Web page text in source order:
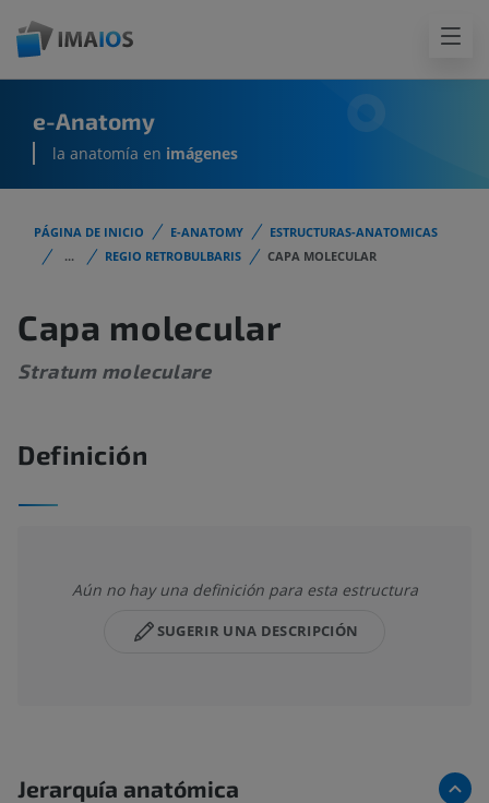
e-Anatomy
la anatomía en imágenes
PÁGINA DE INICIO E-ANATOMY
ESTRUCTURAS-ANATOMICAS
...
REGIO RETROBULBARIS CAPA MOLECULAR
Capa molecular
Stratum moleculare
Definición
Aún no hay una definición para esta estructura
SUGERIR UNA DESCRIPCIÓN
Jerarquía anatómica